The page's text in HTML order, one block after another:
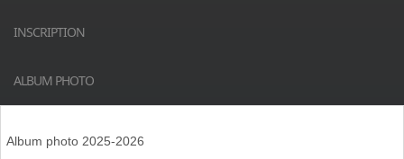
INSCRIPTION
ALBUM PHOTO
Album photo 2025-2026